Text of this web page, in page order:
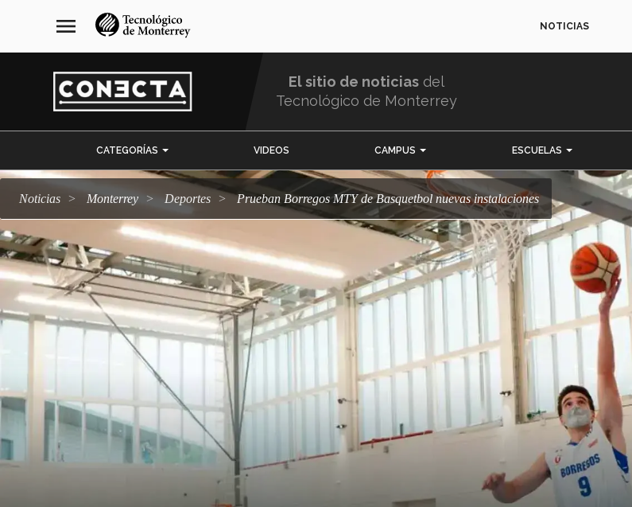
navegación
principal
menu NOTICIAS
El sitio de noticias del
Tecnológico de Monterrey
CATEGORÍAS VIDEOS CAMPUS ESCUELAS
Noticias Monterrey deportes Prueban Borregos MTY de Basquetbol nuevas instalaciones